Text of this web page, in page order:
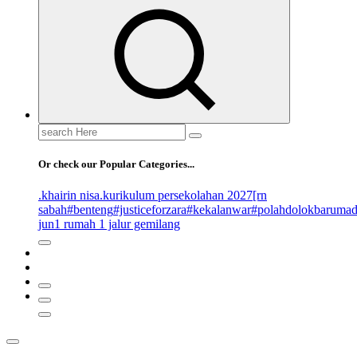
Search
for:
Or check our Popular Categories...
.khairin nisa.kurikulum persekolahan 2027[rn
sabah#benteng#justiceforzara#kekalanwar
jun1 rumah 1 jalur gemilang